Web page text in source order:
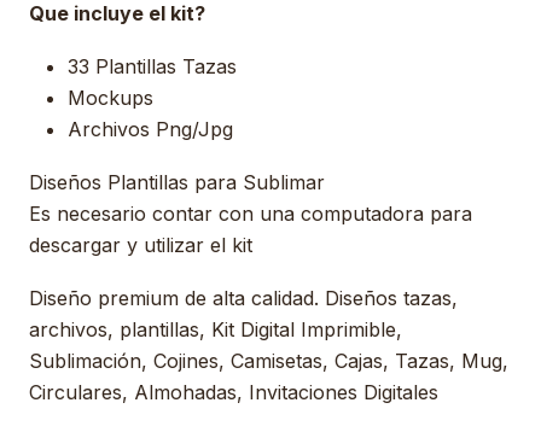
Que incluye el kit?
33 Plantillas Tazas
Mockups
Archivos Png/Jpg
Diseños Plantillas para Sublimar
Es necesario contar con una computadora para
descargar y utilizar el kit
Diseño premium de alta calidad. Diseños tazas,
archivos, plantillas, Kit Digital Imprimible,
Sublimación, Cojines, Camisetas, Cajas, Tazas, Mug,
Circulares, Almohadas, Invitaciones Digitales